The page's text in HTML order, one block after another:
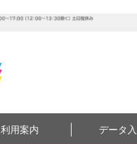
利用案内 データ